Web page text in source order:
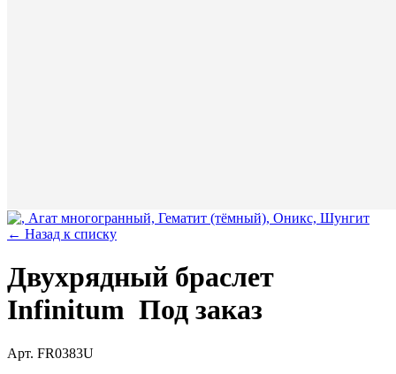
← Назад к списку
Двухрядный браслет
Infinitum Под заказ
Арт. FR0383U